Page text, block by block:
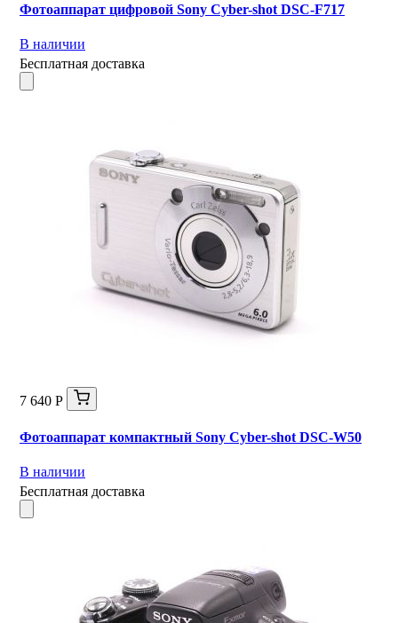
Фотоаппарат цифровой Sony Cyber-shot DSC-F717
В наличии
Бесплатная доставка
7 640 Р
Фотоаппарат компактный Sony Cyber-shot DSC-W50
В наличии
Бесплатная доставка